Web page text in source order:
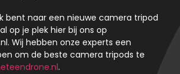
bent naar een nieuwe camera tripod
op je plek hier bij ons op
Wij hebben onze experts een
om de beste camera tripods te
.